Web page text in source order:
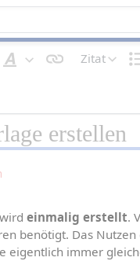
t
g
e
s
e
n
Zitat
erstellen
wird einmalig erstellt.
benötigt. Das
eigentlich immer